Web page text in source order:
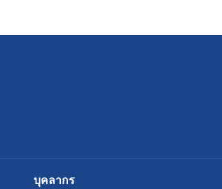
บุคลากร